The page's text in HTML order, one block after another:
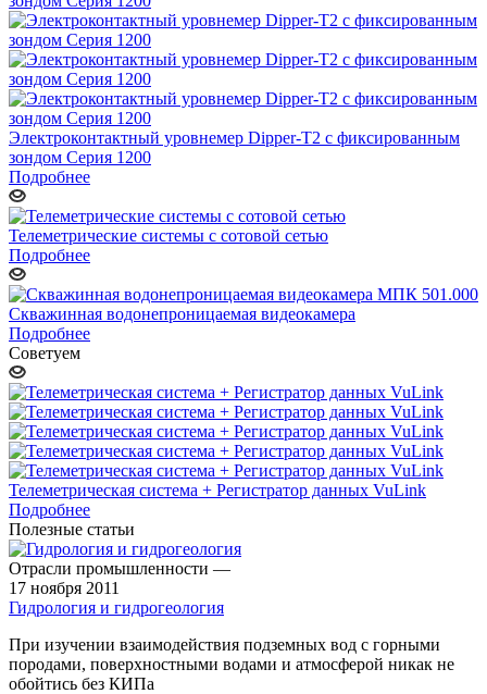
Электроконтактный уровнемер Dipper-T2 с фиксированным
зондом Серия 1200
Подробнее
Телеметрические системы с сотовой сетью
Подробнее
Скважинная водонепроницаемая видеокамера
Подробнее
Советуем
Телеметрическая система + Регистратор данных VuLink
Подробнее
Полезные статьи
Отрасли промышленности —
17 ноября 2011
Гидрология и гидрогеология
При изучении взаимодействия подземных вод с горными
породами, поверхностными водами и атмосферой никак не
обойтись без КИПа